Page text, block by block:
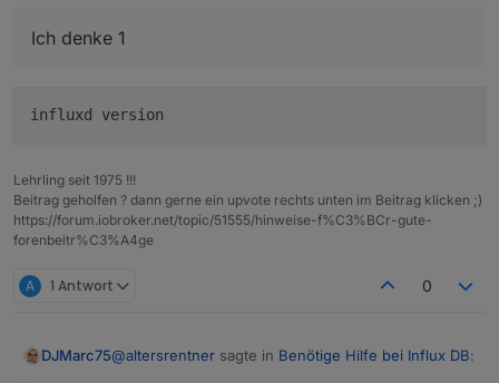
Ich denke 1
Lehrling seit 1975 !!!
Beitrag geholfen ? dann gerne ein upvote rechts unten im Beitrag klicken ;)
https://forum.iobroker.net/topic/51555/hinweise-f%C3%BCr-gute-
forenbeitr%C3%A4ge
A 1 Antwort 0
DJMarc75@altersrentner sagte in Benötige Hilfe bei Influx DB: